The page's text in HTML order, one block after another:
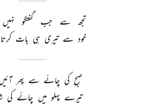
تجھ سے جب گفتگو نہیں
خود سے تیری ہی بات کرتا
صبح کی چائے سے پھر
تیرے پہلو میں چائے کی